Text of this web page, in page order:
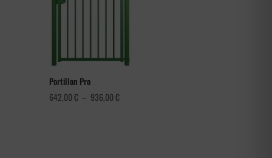
Portillon Pro
642,00€ – 936,00€Plage